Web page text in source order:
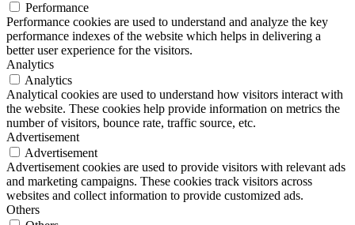
Performance
Performance cookies are used to understand and analyze the key
performance indexes of the website which helps in delivering a
better user experience for the visitors.
Analytics
Analytics
Analytical cookies are used to understand how visitors interact with
the website. These cookies help provide information on metrics the
number of visitors, bounce rate, traffic source, etc.
Advertisement
Advertisement
Advertisement cookies are used to provide visitors with relevant ads
and marketing campaigns. These cookies track visitors across
websites and collect information to provide customized ads.
Others